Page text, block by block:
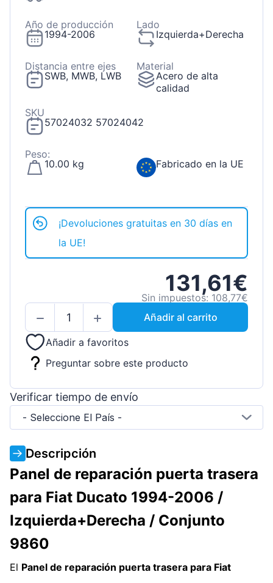
Año de producción
1994-2006
Lado
Izquierda+Derecha
Distancia entre ejes
SWB, MWB, LWB
Material
Acero de alta
calidad
SKU
57024032 57024042
Peso:
10.00 kg
Fabricado en la UE
¡Devoluciones gratuitas en 30 días en
la UE!
131,61€
Sin impuestos: 108,77€
Añadir al carrito
Añadir a favoritos
Preguntar sobre este producto
Verificar tiempo de envío
- Seleccione El País -
Descripción
Panel de reparación puerta trasera
para Fiat Ducato 1994-2006 /
Izquierda+Derecha / Conjunto
9860
El Panel de reparación puerta trasera para Fiat